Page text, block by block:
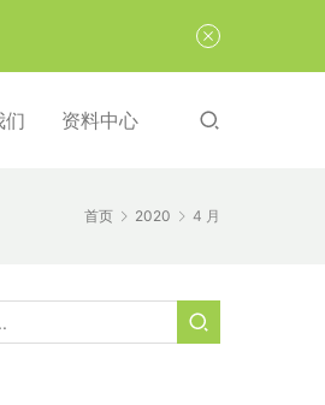
们 资料中心
首页 2020 4 月